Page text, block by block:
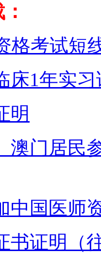
格考试短
床1年实
明
澳门居民
中国医师
书证明（